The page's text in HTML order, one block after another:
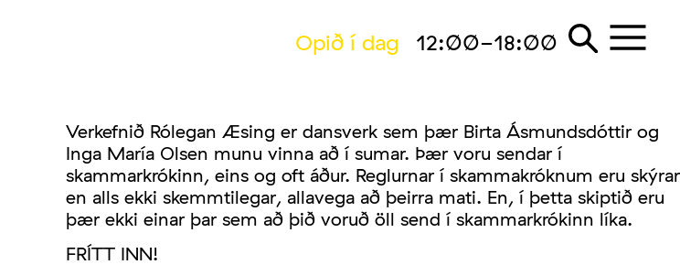
Opið í dag
12:00-18:00
Verkefnið Rólegan Æsing er dansverk sem þær Birta Ásmundsdóttir og
Inga María Olsen munu vinna að í sumar. Þær voru sendar í
skammarkrókinn, eins og oft áður. Reglurnar í skammakróknum eru skýrar
en alls ekki skemmtilegar, allavega að þeirra mati. En, í þetta skiptið eru
þær ekki einar þar sem að þið voruð öll send í skammarkrókinn líka.
FRÍTT INN!